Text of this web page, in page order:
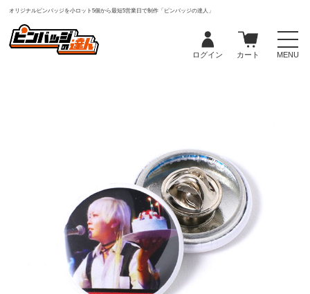
オリジナルピンバッジを小ロット5個から最短5営業日で制作「ピンバッジの達人」
ログイン カート MENU